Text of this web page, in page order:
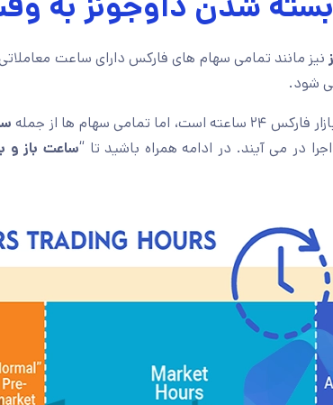
نیز مانند تمامی سهام های فارکس دارای ساعت
شود.
سهام ها از جمله
در می آیند. در ادامه همراه باشید تا “ساعت باز و